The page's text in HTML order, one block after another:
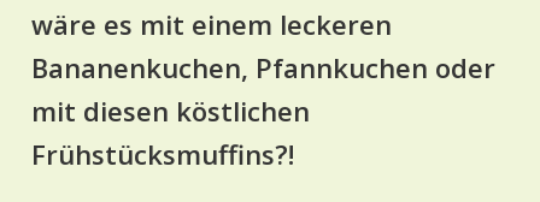
wäre es mit einem leckeren
Bananenkuchen, Pfannkuchen oder
mit diesen köstlichen
Frühstücksmuffins?!